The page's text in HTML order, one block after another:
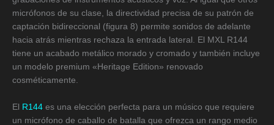
micrófonos de su clase, la directividad precisa de su patrón de
captación bidireccional (figura 8) permite sonidos de adelante
hacia atrás mientras rechaza la entrada lateral. El MXL R144
tiene un acabado metálico morado y cromado y también incluye
un modelo premium «Heritage Edition» renovado
cosméticamente.
El R144 es una elección perfecta para un músico que requiere
un micrófono de caballo de batalla que ofrezca un rango medio